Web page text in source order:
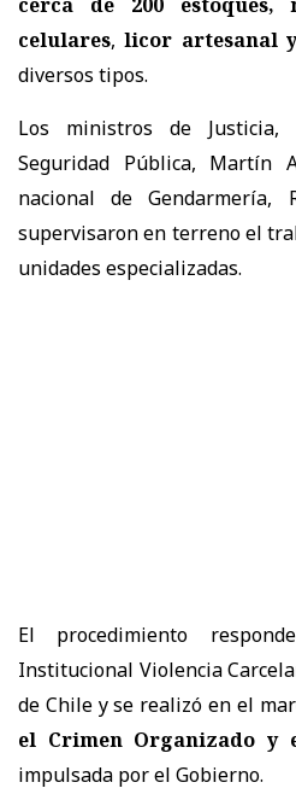
celulares,licor artesanal
diversos tipos.
Los ministros de Justicia,
Seguridad Pública, Martín
nacional de Gendarmería,
supervisaron en terreno el
unidades especializadas.
El procedimiento
Institucional Violencia
de Chile y se realizó en el
el Crimen Organizado y
impulsada por el Gobierno.